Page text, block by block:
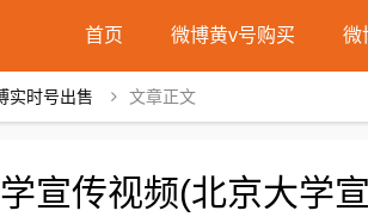
首页 微博黄v号购买 微
实时号出售 文章正文
宣传视频(北京大学